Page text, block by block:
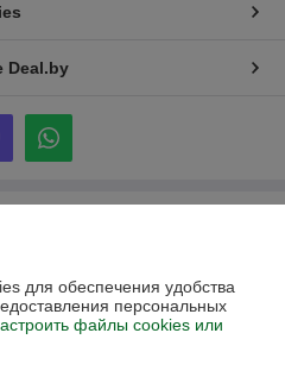
Deal.by
пом. 17
для обеспечения удобства
персональных
файлы cookies или